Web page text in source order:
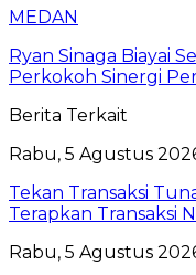
MEDAN
Ryan Sinaga Biayai
Perkokoh Sinergi
Berita Terkait
Rabu, 5 Agustus
Tekan Transaksi
Terapkan Transaksi
Rabu, 5 Agustus